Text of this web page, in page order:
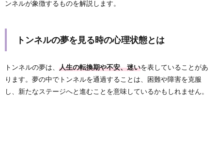
ンネルが象徴するものを解説します。
トンネルの夢を見る時の心理状態とは
トンネルの夢は、 人生の転換期や不安、迷いを表していることがあ
ります。夢の中でトンネルを通過することは、困難や障害を克服
し、新たなステージへと進むことを意味しているかもしれません。